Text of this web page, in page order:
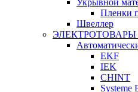
Укрывной
Пленки
Швеллер
ЭЛЕКТРОТОВАРЫ
EKF
IEK
CHINT
Systeme